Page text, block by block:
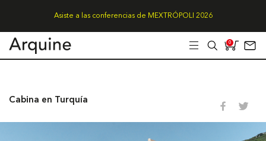
Asiste a las conferencias de MEXTRÓPOLI 2026
0
Cabina en Turquía